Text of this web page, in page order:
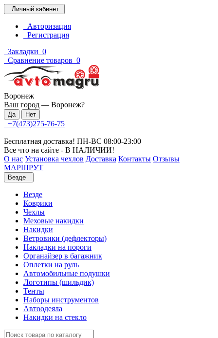
Личный кабинет
Авторизация
Регистрация
Закладки 0
Сравнение товаров 0
Воронеж
Ваш город — Воронеж?
+7(473)275-76-75
Бесплатная доставка! ПН-ВС 08:00-23:00
Все что на сайте - В НАЛИЧИИ!
О нас Установка чехлов Доставка Контакты Отзывы
МАРШРУТ
Везде
Везде
Коврики
Чехлы
Меховые накидки
Накидки
Ветровики (дефлекторы)
Накладки на пороги
Органайзер в багажник
Оплетки на руль
Автомобильные подушки
Логотипы (шильдик)
Тенты
Наборы инструментов
Автоодеяла
Накидки на стекло